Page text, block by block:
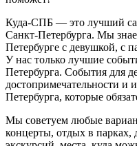
Куда-СПБ — это лучший
Санкт-Петербурга. Мы
Петербурге с девушкой, с
У нас только лучшие
Петербурга. События для
достопримечательности и
Петербурга, которые
Мы советуем любые
концерты, отдых в парках,